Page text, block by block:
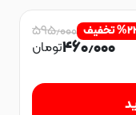
%تخفیف ۵۹۵٫۰۰۰
۴۶۰٫۰۰۰تومان